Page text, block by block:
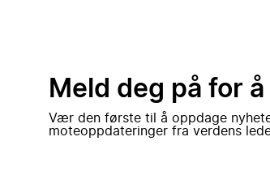
Meld deg på for
Vær den første til å oppdage
moteoppdateringer fra verdens